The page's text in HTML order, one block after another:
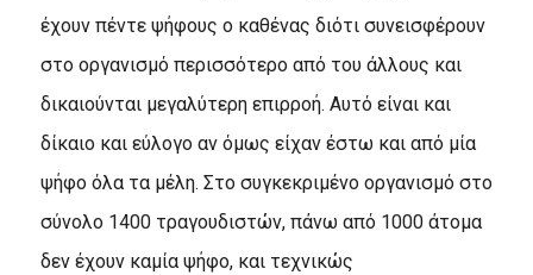
έχουν πέντε ψήφους ο καθένας διότι συνεισφέρουν
στο οργανισμό περισσότερο από του άλλους και
δικαιούνται μεγαλύτερη επιρροή. Αυτό είναι και
δίκαιο και εύλογο αν όμως είχαν έστω και από μία
ψήφο όλα τα μέλη. Στο συγκεκριμένο οργανισμό στο
σύνολο 1400 τραγουδιστών, πάνω από 1000 άτομα
δεν έχουν καμία ψήφο, και τεχνικώς